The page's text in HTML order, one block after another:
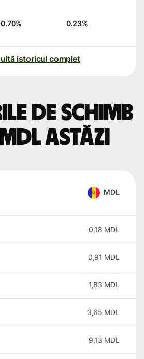
% 0.23%
istoricul complet
de schimb
MDL astăzi
MDL
0,18 MDL
0,91 MDL
1,83 MDL
3,65 MDL
9,13 MDL